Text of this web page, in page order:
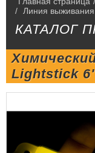
/ Линия выживания
КАТАЛОГ
Lightstick